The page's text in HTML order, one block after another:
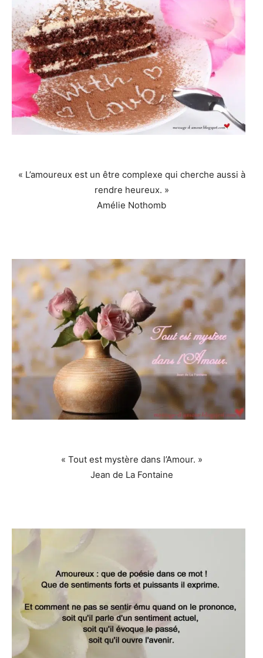
« L’amoureux est un être complexe qui cherche aussi à
rendre heureux. »
Amélie Nothomb
« Tout est mystère dans l’Amour. »
Jean de La Fontaine